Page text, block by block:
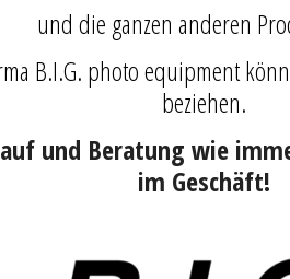
und die ganzen anderen
B.I.G. photo equipment
beziehen.
und Beratung wie
im Geschäft!